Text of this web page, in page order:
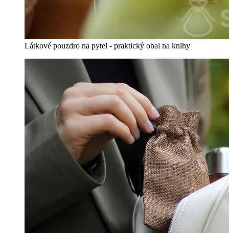
Látkové pouzdro na pytel - praktický obal na knihy